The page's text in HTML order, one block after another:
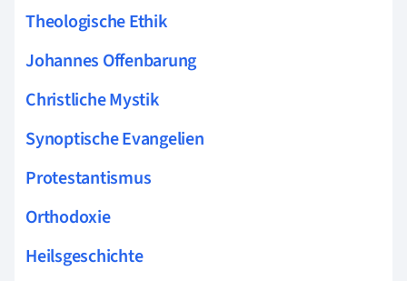
Theologische Ethik
Johannes Offenbarung
Christliche Mystik
Synoptische Evangelien
Protestantismus
Orthodoxie
Heilsgeschichte